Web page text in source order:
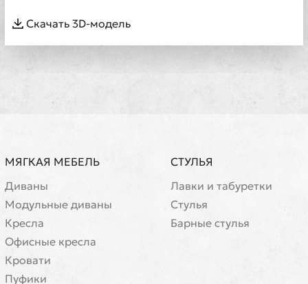
Скачать 3D-модель
МЯГКАЯ МЕБЕЛЬ
Диваны
Модульные диваны
Кресла
Офисные кресла
Кровати
Пуфики
СТУЛЬЯ
Лавки и табуретки
Стулья
Барные стулья